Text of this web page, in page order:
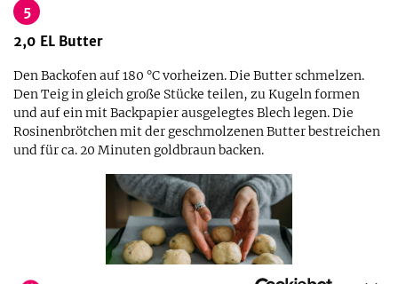
5
2,0 EL Butter
Den Backofen auf 180 °C vorheizen. Die Butter schmelzen.
Den Teig in gleich große Stücke teilen, zu Kugeln formen
und auf ein mit Backpapier ausgelegtes Blech legen. Die
Rosinenbrötchen mit der geschmolzenen Butter bestreichen
und für ca. 20 Minuten goldbraun backen.